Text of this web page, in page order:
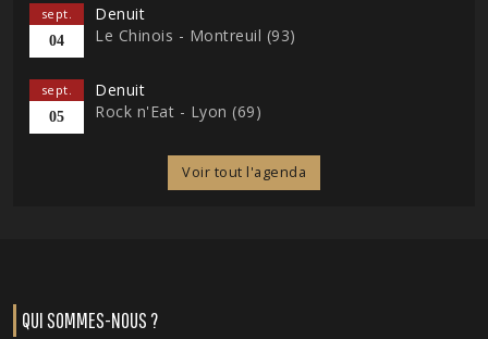
sept.
04
Denuit
Le Chinois - Montreuil (93)
sept.
05
Denuit
Rock n'Eat - Lyon (69)
Voir tout l'agenda
QUI SOMMES-NOUS ?